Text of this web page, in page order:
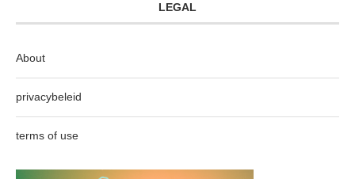
LEGAL
About
privacybeleid
terms of use